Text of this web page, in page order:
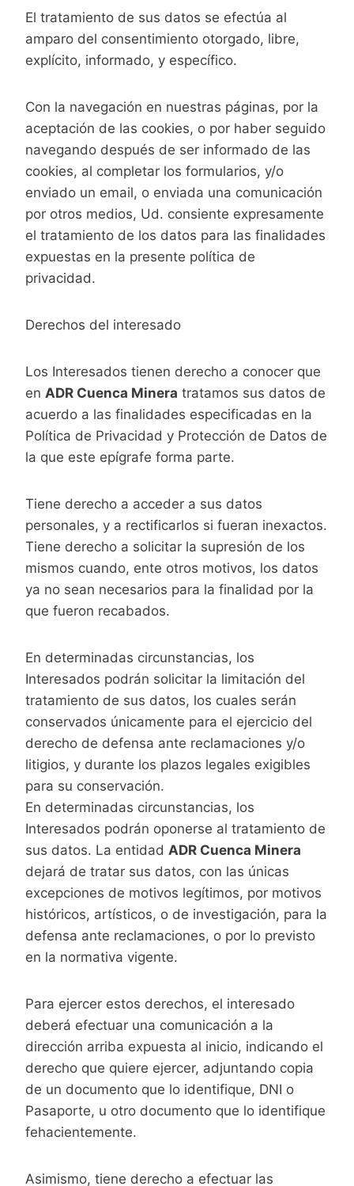
El tratamiento de sus datos se efectúa al
amparo del consentimiento otorgado, libre,
explícito, informado, y específico.
Con la navegación en nuestras páginas, por la
aceptación de las cookies, o por haber seguido
navegando después de ser informado de las
cookies, al completar los formularios, y/o
enviado un email, o enviada una comunicación
por otros medios, Ud. consiente expresamente
el tratamiento de los datos para las finalidades
expuestas en la presente política de
privacidad.
Derechos del interesado
Los Interesados tienen derecho a conocer que
en ADR Cuenca Minera tratamos sus datos de
acuerdo a las finalidades especificadas en la
Política de Privacidad y Protección de Datos de
la que este epígrafe forma parte.
Tiene derecho a acceder a sus datos
personales, y a rectificarlos si fueran inexactos.
Tiene derecho a solicitar la supresión de los
mismos cuando, ente otros motivos, los datos
ya no sean necesarios para la finalidad por la
que fueron recabados.
En determinadas circunstancias, los
Interesados podrán solicitar la limitación del
tratamiento de sus datos, los cuales serán
conservados únicamente para el ejercicio del
derecho de defensa ante reclamaciones y/o
litigios, y durante los plazos legales exigibles
para su conservación.
En determinadas circunstancias, los
Interesados podrán oponerse al tratamiento de
sus datos. La entidad ADR Cuenca Minera
dejará de tratar sus datos, con las únicas
excepciones de motivos legítimos, por motivos
históricos, artísticos, o de investigación, para la
defensa ante reclamaciones, o por lo previsto
en la normativa vigente.
Para ejercer estos derechos, el interesado
deberá efectuar una comunicación a la
dirección arriba expuesta al inicio, indicando el
derecho que quiere ejercer, adjuntando copia
de un documento que lo identifique, DNI o
Pasaporte, u otro documento que lo identifique
fehacientemente.
Asimismo, tiene derecho a efectuar las